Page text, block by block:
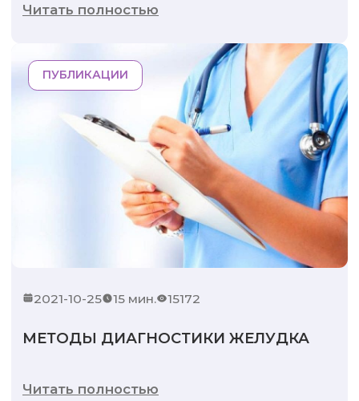
Читать полностью
ПУБЛИКАЦИИ
2021-10-25 15 мин. 15172
МЕТОДЫ ДИАГНОСТИКИ ЖЕЛУДКА
Читать полностью